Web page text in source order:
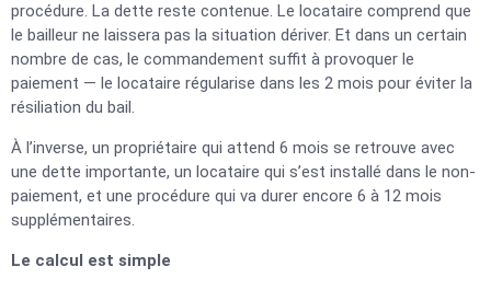
procédure. La dette reste contenue. Le locataire comprend que
le bailleur ne laissera pas la situation dériver. Et dans un certain
nombre de cas, le commandement suffit à provoquer le
paiement — le locataire régularise dans les 2 mois pour éviter la
résiliation du bail.
À l’inverse, un propriétaire qui attend 6 mois se retrouve avec
une dette importante, un locataire qui s’est installé dans le non-
paiement, et une procédure qui va durer encore 6 à 12 mois
supplémentaires.
Le calcul est simple